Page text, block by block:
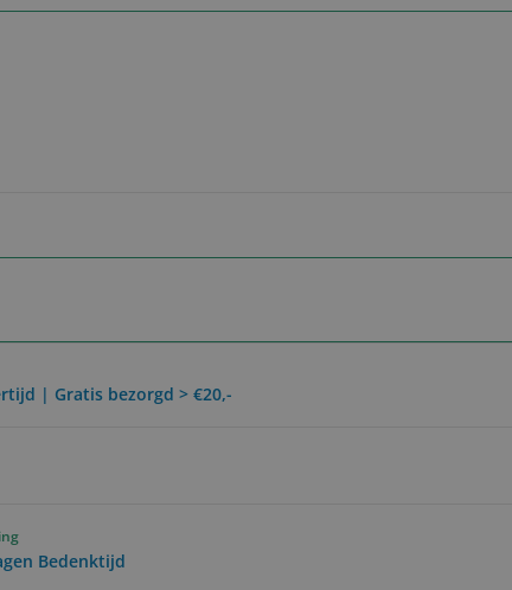
| Gratis bezorgd > €20,-
Bedenktijd